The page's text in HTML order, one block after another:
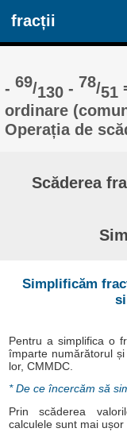
fracții
-69/130 - 78/51
ordinare
Operația de
Scăderea
Simplificăm
Pentru a simplifica o
împarte numărătorul
lor, CMMDC.
* De ce încercăm să
Prin scăderea
calculele sunt mai ușor